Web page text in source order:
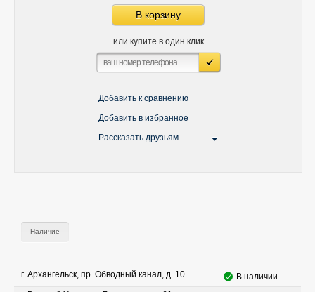
В корзину
или купите в один клик
Добавить к сравнению
Добавить в избранное
Рассказать друзьям
Наличие
г. Архангельск, пр. Обводный канал, д. 10
В наличии